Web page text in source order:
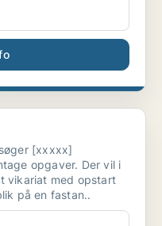
[xxxxx]
opgaver. Der vil i
vikariat med opstart
på en fastan..